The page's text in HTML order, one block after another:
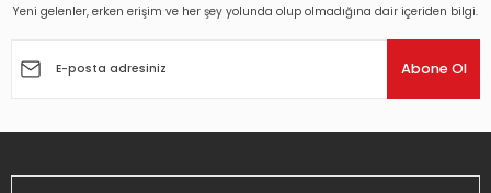
Ürün açıklamasında eksik bilgiler bulunuyor.
Yeni gelenler, erken erişim ve her şey yolunda olup olmadığına dair içeriden bilgi.
Abone Ol